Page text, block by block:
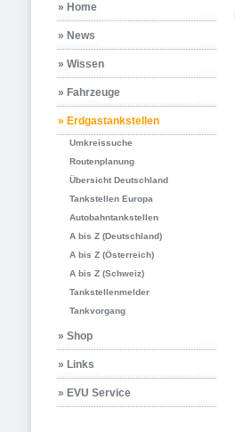
» Home
» News
» Wissen
» Fahrzeuge
» Erdgastankstellen
Umkreissuche
Routenplanung
Übersicht Deutschland
Tankstellen Europa
Autobahntankstellen
A bis Z (Deutschland)
A bis Z (Österreich)
A bis Z (Schweiz)
Tankstellenmelder
Tankvorgang
» Shop
» Links
» EVU Service